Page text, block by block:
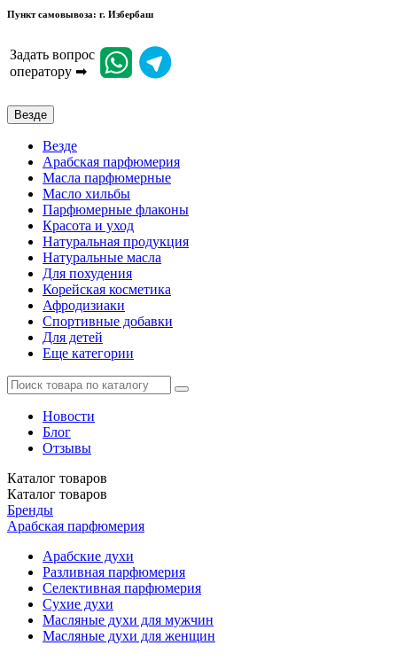
Пункт самовывоза: г. Избербаш
Задать вопрос
оператору ➡
Везде
Везде
Арабская парфюмерия
Масла парфюмерные
Масло хильбы
Парфюмерные флаконы
Красота и уход
Натуральная продукция
Натуральные масла
Для похудения
Корейская косметика
Афродизиаки
Спортивные добавки
Для детей
Еще категории
Новости
Блог
Отзывы
Каталог товаров
Каталог товаров
Бренды
Арабская парфюмерия
Арабские духи
Разливная парфюмерия
Селективная парфюмерия
Сухие духи
Масляные духи для мужчин
Масляные духи для женщин